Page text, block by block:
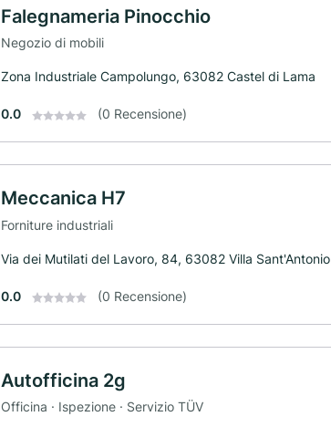
Falegnameria Pinocchio
Negozio di mobili
Zona Industriale Campolungo, 63082 Castel di Lama
0.0 (0 Recensione)
Meccanica H7
Forniture industriali
Via dei Mutilati del Lavoro, 84, 63082 Villa Sant'Antonio
0.0 (0 Recensione)
Autofficina 2g
Officina · Ispezione · Servizio TÜV